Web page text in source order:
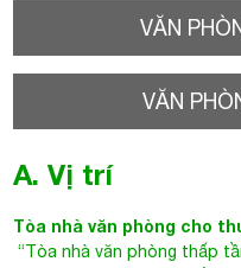
VĂN
Tòa nhà văn phòng cho
“Tòa nhà văn phòng thấp
Việt Nam PropertyGuru lần